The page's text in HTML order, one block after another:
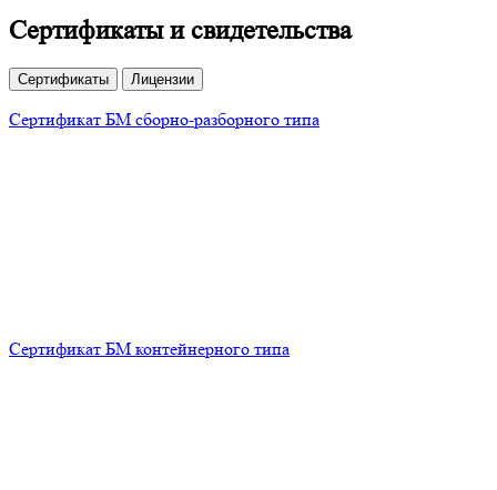
Сертификаты и свидетельства
Сертификаты Лицензии
Сертификат БМ сборно-разборного типа
Сертификат БМ контейнерного типа